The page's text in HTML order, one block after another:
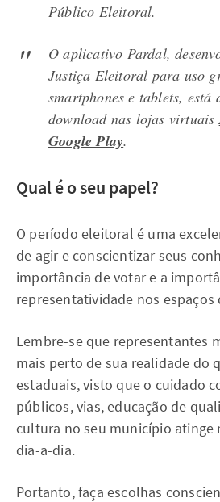
Público Eleitoral.
O aplicativo Pardal,
Justiça Eleitoral para uso
smartphones e tablets, está
download nas lojas virtuais
Google Play.
Qual é o seu papel?
O período eleitoral é uma
de agir e conscientizar seus
importância de votar e a
representatividade nos espaços
Lembre-se que representantes
mais perto de sua realidade do
estaduais, visto que o cuidado
públicos, vias, educação de
cultura no seu município atinge
dia-a-dia.
Portanto, faça escolhas